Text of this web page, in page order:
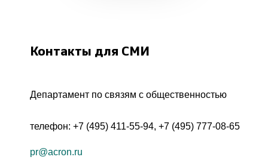
Контакты для СМИ
Департамент по связям с общественностью
телефон: +7 (495) 411-55-94, +7 (495) 777-08-65
pr@acron.ru